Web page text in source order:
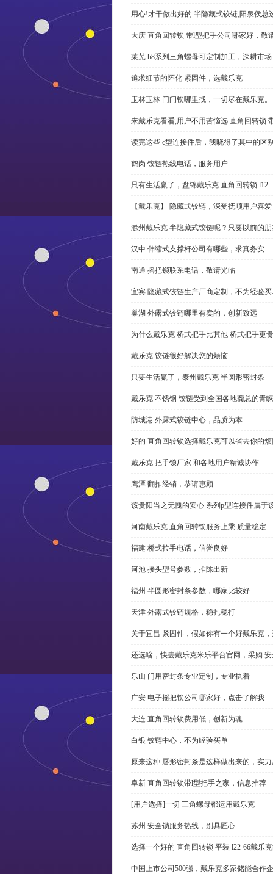
用心!才干做出好的 半隐藏式铰链,阳泉侯总
大庆 直角回转锁 带l型把手公司哪家好，敬
莱芜 h8系列三角螺母可定制加工，深耕市场
追求细节的怀化 紧固件，选戴乐克
玉林玉林 门闩锁哪里找，一切尽在戴乐克。
来戴乐克看看,用户不用苦恼选 直角回转锁
读完这些 c型连接件后，我晓得了其中的区
鹤岗 铰链热线电话，服务用户
只有生活赢了，盘锦戴乐克 直角回转锁 l12
【戴乐克】 隐藏式铰链，深受抚顺用户喜
滁州戴乐克 半隐藏式铰链呢？只要以前的
汉中 伸缩式支撑杆公司有哪些，求真务实
南通 摇把锁联系电话，敬请光临
宜宾 隐藏式铰链生产厂商定制，不为经验
巢湖 外露式铰链哪里有卖的，创新致远
为什么戴乐克 桥式把手比其他 桥式把手更
戴乐克 铰链很好解决您的烦恼
只要生活赢了，泰州戴乐克 半圆形密封条
戴乐克 不锈钢 铰链受到全国各地龚总的青睐
防城港 外露式铰链中心，品质为本
好的 直角回转锁选择戴乐克可以省去你的
戴乐克 把手锁厂家 和各地用户精诚协作
鹰潭 翻扣经销，恭请惠顾
该贵阳当之无愧的安心 系列p型连接件属于
河南戴乐克 直角回转锁服务上乘 质量稳定
福建 桥式拉手电话，信誉良好
河池 接头型号参数，推陈出新
福州 半圆形密封条参数，哪家比较好
天津 外露式铰链规格，稳扎稳打
关于宜昌 紧固件，假如你有一个好戴乐克
还选啥，快去戴乐克米乐平台官网，采购
乐山 门用密封条专业定制，专业执着
广安 电子摇把锁公司哪家好，点击了解我
大连 直角回转锁费用低，创新为魂
白银 铰链中心，不为经验买单
原来这种 唇形密封条是这样做出来的，实
阜新 直角回转锁带l型把手之家，信息推荐
[用户选择]一切 三角螺母都运用戴乐克
苏州 安全锁服务热线，别具匠心
选择一个好的 直角回转锁 平装 l22-66戴乐
中国上市公司500强，戴乐克多家储能合作